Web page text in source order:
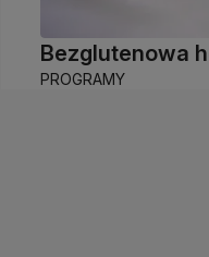
Bezglutenowa
PROGRAMY